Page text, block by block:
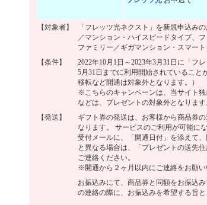
【対象者】
「フレッツ光ネクスト」を新規申込み
／マンション・ハイスピードタイプ、
ファミリー／ギガマンション・スマート
【条件】
2022年10月1日～2023年3月31日に「フ
5月31日までに利用開始されているこ
移転など開通は対象外となります。）
※こちらのキャンペーンは、当サイト
などは、プレゼントの対象外となります
【発送】
ギフト券の発送は、お客様から商品券
なります。 サービスのご利用が可能に
受付メールに、「開通日付」を添えて
と異なる場合は、「プレゼントの送先
ご連絡ください。
※開通から２ヶ月以内にご連絡をお願
お振込みにて、商品券と同額をお振込
の連絡の際に、お振込みを希望する旨